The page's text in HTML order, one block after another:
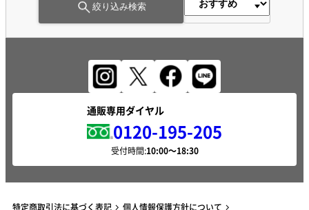
絞り込み検索
通販専用ダイヤル
0120-195-205
受付時間:
特定商取引法に基づく表記 個人情報保護方針について